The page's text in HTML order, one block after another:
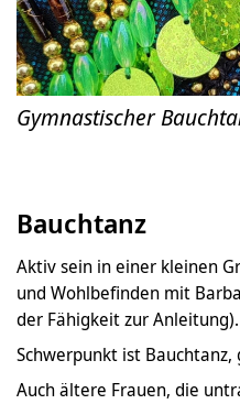
Gymnastischer
Bauchtanz
Aktiv sein in einer kleinen
und Wohlbefinden mit
der Fähigkeit zur Anleitung).
Schwerpunkt ist
Auch ältere Frauen, die